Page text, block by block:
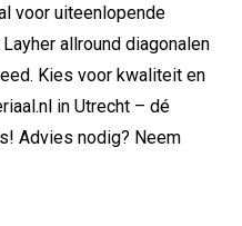
voor uiteenlopende
allround diagonalen
Kies voor kwaliteit en
in Utrecht – dé
Advies nodig? Neem